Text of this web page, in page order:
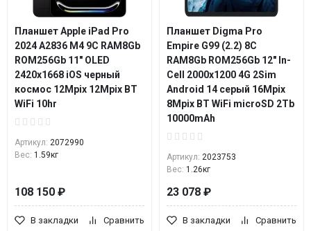
Планшет Apple iPad Pro
2024 A2836 M4 9C RAM8Gb
ROM256Gb 11" OLED
2420x1668 iOS черный
космос 12Mpix 12Mpix BT
WiFi 10hr
Артикул: 2072990
Вес: 1.59кг
108 150 ₽
В закладки Сравнить
Планшет Digma Pro
Empire G99 (2.2) 8C
RAM8Gb ROM256Gb 12" In-
Cell 2000x1200 4G 2Sim
Android 14 серый 16Mpix
8Mpix BT WiFi microSD 2Tb
10000mAh
Артикул: 2023753
Вес: 1.26кг
23 078 ₽
В закладки Сравнить